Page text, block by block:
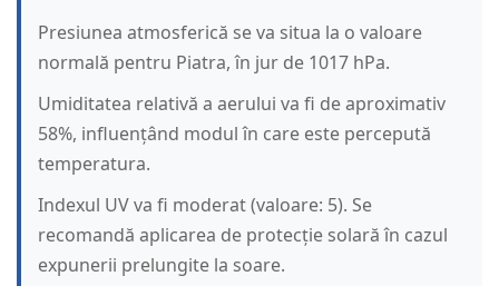
Presiunea atmosferică se va situa la o valoare
normală pentru Piatra, în jur de 1017 hPa.
Umiditatea relativă a aerului va fi de aproximativ
58%, influențând modul în care este percepută
temperatura.
Indexul UV va fi moderat (valoare: 5). Se
recomandă aplicarea de protecție solară în cazul
expunerii prelungite la soare.